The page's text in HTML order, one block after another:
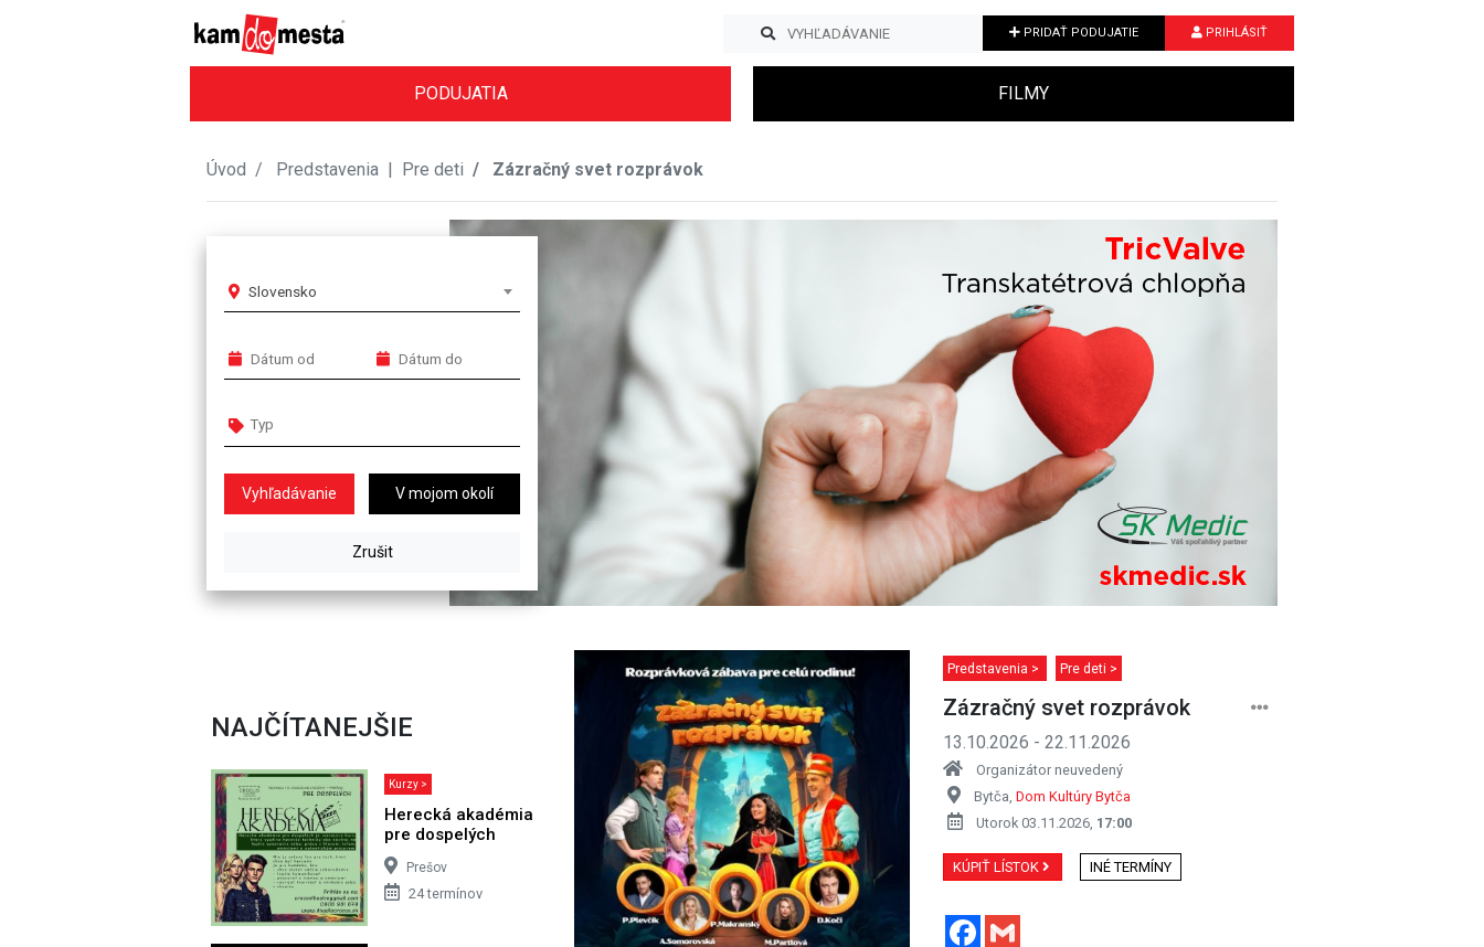
PRIDAŤ PODUJATIE PRIHLÁSIŤ
PODUJATIA FILMY
Úvod Predstavenia | Pre deti Zázračný svet rozprávok
Slovensko
V mojom okolí
NAJČÍTANEJŠIE
Kurzy >
Herecká akadémia
pre dospelých
Prešov
24 termínov
Predstavenia > Pre deti >
Zázračný svet rozprávok
13.10.2026 - 22.11.2026
Organizátor neuvedený
Bytča, Dom Kultúry Bytča
Utorok 03.11.2026, 17:00
KÚPIŤ LÍSTOK INÉ TERMÍNY
Facebook